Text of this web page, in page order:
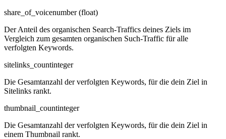
share_of_voicenumber (float)
Der Anteil des organischen Search-Traffics deines Ziels im
Vergleich zum gesamten organischen Such-Traffic für alle
verfolgten Keywords.
sitelinks_countinteger
Die Gesamtanzahl der verfolgten Keywords, für die dein Ziel in
Sitelinks rankt.
thumbnail_countinteger
Die Gesamtanzahl der verfolgten Keywords, für die dein Ziel in
einem Thumbnail rankt.